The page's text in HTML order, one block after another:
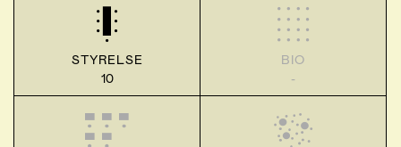
STYRELSE
10
BIO
-